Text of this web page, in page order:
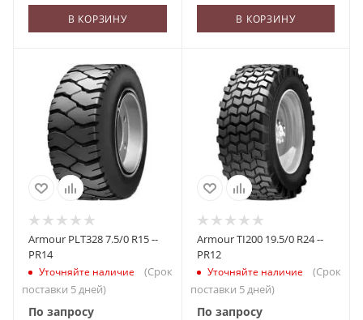
В КОРЗИНУ В КОРЗИНУ
Armour PLT328 7.5/0 R15 --
PR14
Уточняйте наличие
(Срок
поставки 5 дней)
По запросу
Armour TI200 19.5/0 R24 --
PR12
Уточняйте наличие
(Срок
поставки 5 дней)
По запросу